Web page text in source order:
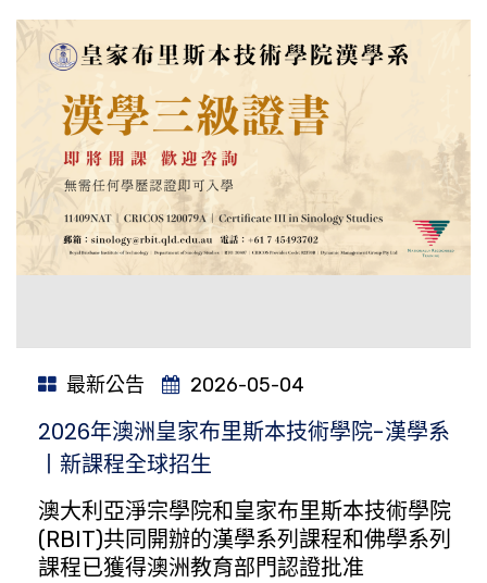
最新公告 2026-05-04
2026年澳洲皇家布里斯本技術學院-漢學系
丨新課程全球招生
澳大利亞淨宗學院和皇家布里斯本技術學院
(RBIT)共同開辦的漢學系列課程和佛學系列
課程已獲得澳洲教育部門認證批准